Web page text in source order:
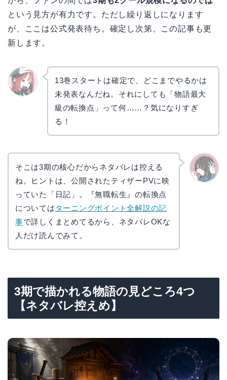
という見方が有力です。ただし繰り返しになります
が、ここは公式発表待ち。確定し次第、この記事も更
新します。
13巻スタートは確定で、どこまでやるかは
未発表なんだね。それにしても「物語最大
級の転換点」って何……？気になりすぎ
る！
そこは3期の核心だからネタバレは控える
ね。ヒントは、公開されたティザーPVに映
っていた「日記」。『無職転生』の転換点
については ターニングポイント全解説の記
事で詳しくまとめてるから、ネタバレOKな
人だけ読んでみて。
3期で描かれる物語の見どころ4つ
【ネタバレ控えめ】